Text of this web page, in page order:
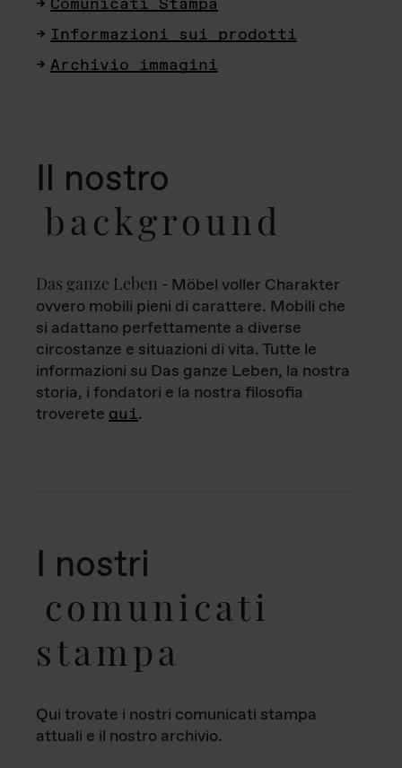
Informazioni sui prodotti
Archivio immagini
Il nostro
background
Das ganze Leben - Möbel voller Charakter
ovvero mobili pieni di carattere. Mobili che
si adattano perfettamente a diverse
circostanze e situazioni di vita. Tutte le
informazioni su Das ganze Leben, la nostra
storia, i fondatori e la nostra filosofia
troverete qui.
I nostri
comunicati
stampa
Qui trovate i nostri comunicati stampa
attuali e il nostro archivio.